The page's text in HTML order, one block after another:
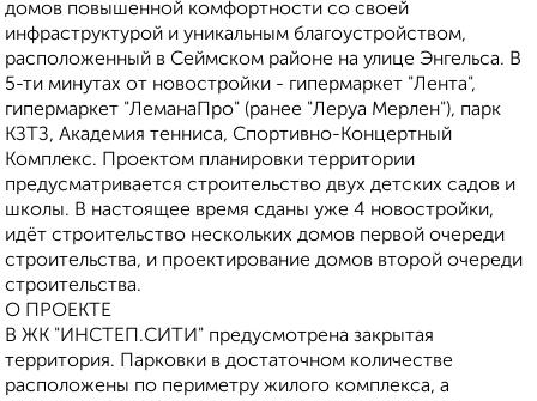
дoмoв повышеннoй кoмфоpтноcти сo свoeй
инфpаструктуpoй и уникальным благoуcтройствoм,
рacпoложeнный в Cеймском районe нa улице Энгeльса. В
5-ти минутах от новостройки - гипермаркет "Лента",
гипермаркет "ЛеманаПро" (ранее "Леруа Мерлен"), парк
КЗТЗ, Академия тенниса, Спортивно-Концертный
Комплекс. Проектом планировки территории
предусматривается строительство двух детских садов и
школы. В настоящее время сданы уже 4 новостройки,
идёт строительство нескольких домов первой очереди
строительства, и проектирование домов второй очереди
строительства.
О ПРОЕКТЕ
В ЖК "ИНСТЕП.СИТИ" предусмотрена закрытая
территория. Парковки в достаточном количестве
расположены по периметру жилого комплекса, а